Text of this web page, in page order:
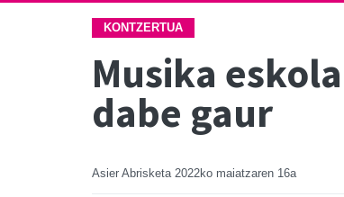
KONTZERTUA
Musika
dabe gaur
Asier Abrisketa 2022ko maiatzaren 16a